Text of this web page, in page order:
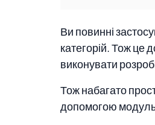
Ви повинні
категорій. Тож це
виконувати
Тож набагато
допомогою модуль